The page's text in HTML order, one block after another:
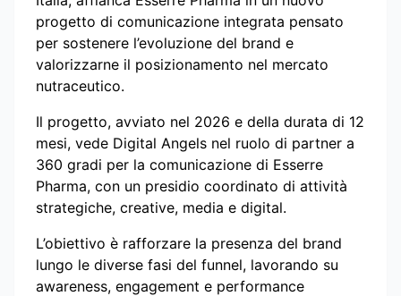
progetto di comunicazione integrata pensato
per sostenere l’evoluzione del brand e
valorizzarne il posizionamento nel mercato
nutraceutico.
Il progetto, avviato nel 2026 e della durata di 12
mesi, vede Digital Angels nel ruolo di partner a
360 gradi per la comunicazione di Esserre
Pharma, con un presidio coordinato di attività
strategiche, creative, media e digital.
L’obiettivo è rafforzare la presenza del brand
lungo le diverse fasi del funnel, lavorando su
awareness, engagement e performance